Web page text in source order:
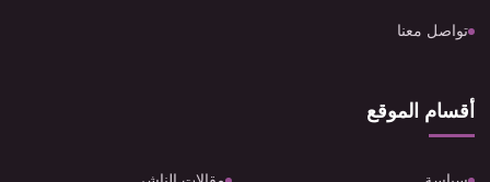
تواصل معنا
أقسام الموقع